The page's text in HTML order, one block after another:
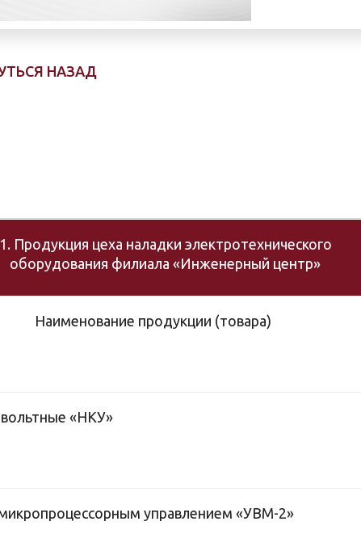
НАЗАД
1. Продукция цеха наладки электротехнического
оборудования филиала «Инженерный центр»
Наименование продукции (товара)
«НКУ»
управлением «УВМ-2»